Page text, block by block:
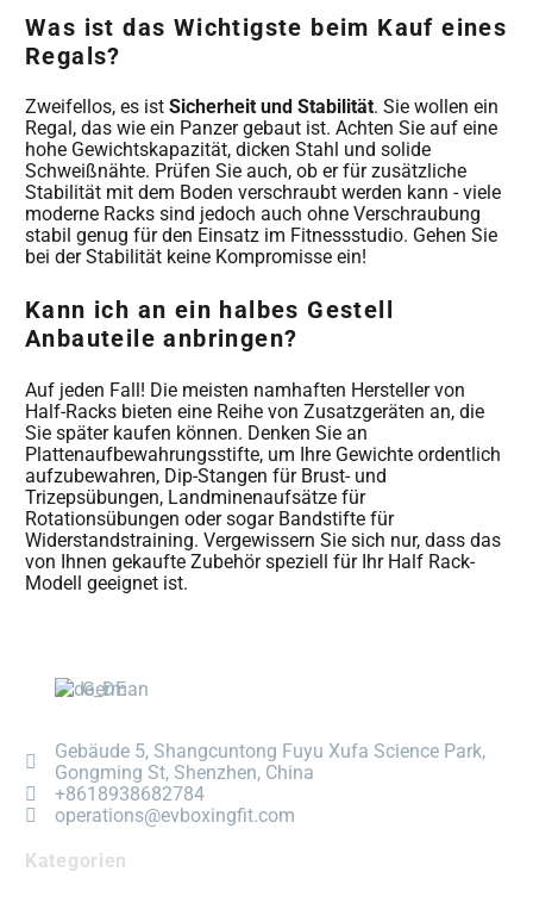
Was ist das Wichtigste beim Kauf eines
Regals?
Zweifellos, es ist Sicherheit und Stabilität. Sie wollen ein
Regal, das wie ein Panzer gebaut ist. Achten Sie auf eine
hohe Gewichtskapazität, dicken Stahl und solide
Schweißnähte. Prüfen Sie auch, ob er für zusätzliche
Stabilität mit dem Boden verschraubt werden kann - viele
moderne Racks sind jedoch auch ohne Verschraubung
stabil genug für den Einsatz im Fitnessstudio. Gehen Sie
bei der Stabilität keine Kompromisse ein!
Kann ich an ein halbes Gestell
Anbauteile anbringen?
Auf jeden Fall! Die meisten namhaften Hersteller von
Half-Racks bieten eine Reihe von Zusatzgeräten an, die
Sie später kaufen können. Denken Sie an
Plattenaufbewahrungsstifte, um Ihre Gewichte ordentlich
aufzubewahren, Dip-Stangen für Brust- und
Trizepsübungen, Landminenaufsätze für
Rotationsübungen oder sogar Bandstifte für
Widerstandstraining. Vergewissern Sie sich nur, dass das
von Ihnen gekaufte Zubehör speziell für Ihr Half Rack-
Modell geeignet ist.
German
Gebäude 5, Shangcuntong Fuyu Xufa Science Park,
Gongming St, Shenzhen, China
+8618938682784
operations@evboxingfit.com
Kategorien